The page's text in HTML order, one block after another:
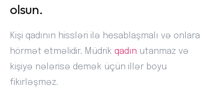
olsun.
Kişi qadının hissləri ilə hesablaşmalı və onlara
hörmət etməlidir. Müdrik qadın utanmaz və
kişiyə nələrisə demək üçün illər boyu
fikirləşməz.